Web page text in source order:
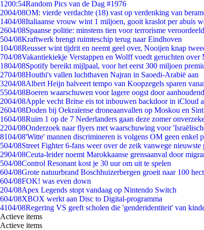
1200:54Random Pics van de Dag #1976
2004/08OM: vierde verdachte (18) vast op verdenking van
1404/08Italiaanse vrouw wint 1 miljoen, gooit kraslot per abuis
2604/08Spaanse politie: minstens tien voor terrorisme
504/08Kraftwerk brengt ruimteschip terug naar Eindhoven
104/08Reusser wint tijdrit en neemt geel over, Nooijen knap
704/08Vakantiekiekje Verstappen en Wolff voedt geruchten over
1804/08Spotify bereikt mijlpaal, voor het eerst 300 miljoen
2704/08Houthi's vallen luchthaven Najran in Saoedi-Arabië aan
3204/08Albert Heijn halveert tempo van Koopzegels sparen
5504/08Boeren waarschuwen voor lagere oogst door
2004/08Apple vecht Britse eis tot inbouwen backdoor in iCloud
2604/08Doden bij Oekraïense droneaanvallen op Moskou en
1604/08Ruim 1 op de 7 Nederlanders gaan deze zomer
2204/08Onderzoek naar flyers met waarschuwing voor
8104/08'Witte' mannen discrimineren is volgens OM geen enkel
504/08Street Fighter 6-fans weer over de zeik vanwege nieuwste
2904/08Ceuta-leider noemt Marokkaanse grensaanval door
504/08Control Resonant kost je 30 uur om uit te spelen
604/08Grote natuurbrand Boschhuizerbergen groeit naar 100
604/08FOK! was even down
204/08Apex Legends stopt vandaag op Nintendo Switch
604/08XBOX werkt aan Disc to Digital-programma
4104/08Regering VS geeft scholen die 'genderidentiteit' van
Actieve items
Actieve items